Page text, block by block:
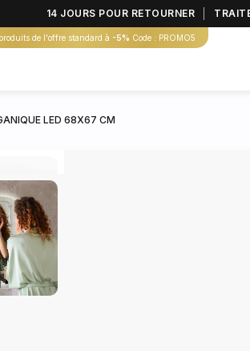
14 JOURS POUR RETOURNER
de l'offre standard à -5% Code : PROMO5
LED 68X67 CM